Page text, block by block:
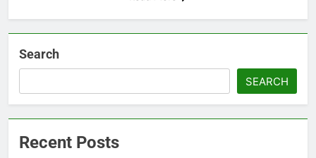
Search
SEARCH
Recent Posts